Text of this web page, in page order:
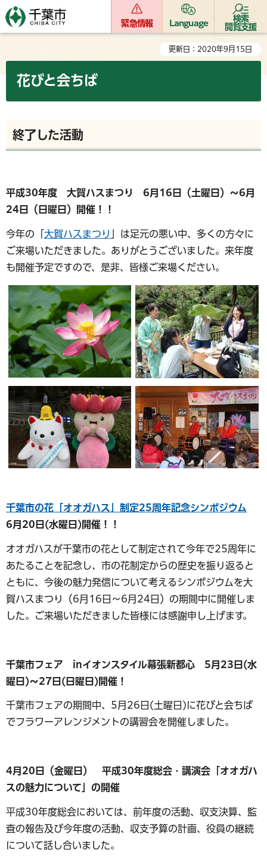
緊急情報 Language
検索
閲覧支援
更新日：2020年9月15日
花びと会ちば
終了した活動
平成30年度 大賀ハスまつり 6月16日（土曜日）～6月
24日（日曜日）開催！！
今年の「大賀ハスまつり
」は足元の悪い中、多くの方々に
ご来場いただきました。ありがとうございました。来年度
も開催予定ですので、是非、皆様ご来場ください。
千葉市の花「オオガハス」制定25周年記念シンポジウム
6月20日(水曜日)開催！！
オオガハスが千葉市の花として制定されて今年で25周年に
あたることを記念し、市の花制定からの歴史を振り返ると
ともに、今後の魅力発信について考えるシンポジウムを大
賀ハスまつり（6月16日～6月24日）の期間中に開催しま
した。ご来場いただきました皆様には感謝申し上げます。
千葉市フェア inイオンスタイル幕張新都心 5月23日(水
曜日)～27日(日曜日)開催！
千葉市フェアの期間中、5月26日(土曜日)に花びと会ちば
でフラワーアレンジメントの講習会を開催しました。
4月20日（金曜日） 平成30年度総会・講演会「オオガハ
スの魅力について」の開催
平成30年度総会においては、前年度の活動、収支決算、監
査の報告及び今年度の活動、収支予算の計画、役員の継続
について話し合いました。